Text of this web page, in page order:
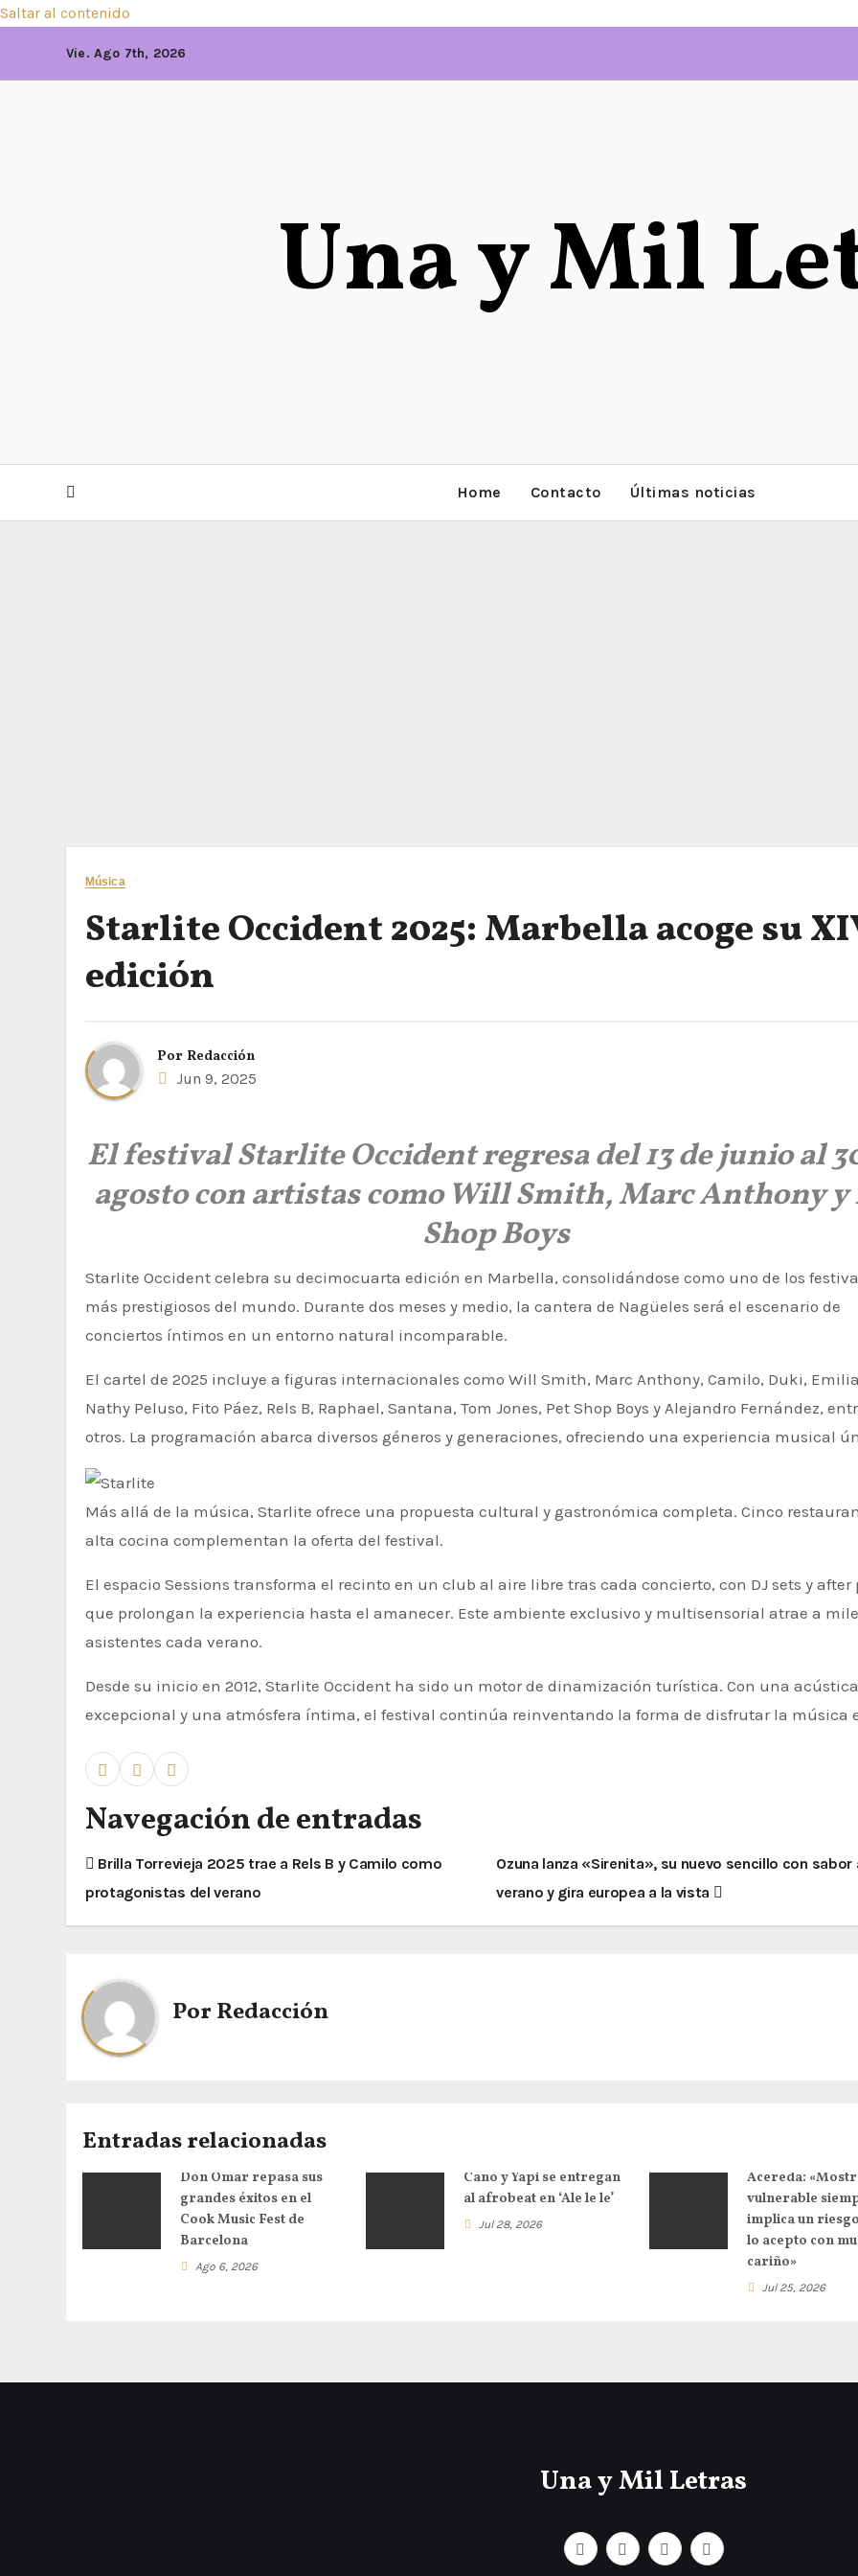
Saltar al contenido
Vie. Ago 7th, 2026
Una y Mil
Home Contacto Últimas noticias
Música
Starlite Occident 2025: Marbella acoge su
edición
Por Redacción
Jun 9, 2025
El festival Starlite Occident regresa del 13 de junio al
agosto con artistas como Will Smith, Marc Anthony y
Shop Boys
Starlite Occident celebra su decimocuarta edición en Marbella, consolidándose como uno de los festivales
más prestigiosos del mundo. Durante dos meses y medio, la cantera de Nagüeles será el escenario de
conciertos íntimos en un entorno natural incomparable.
El cartel de 2025 incluye a figuras internacionales como Will Smith, Marc Anthony, Camilo, Duki,
Nathy Peluso, Fito Páez, Rels B, Raphael, Santana, Tom Jones, Pet Shop Boys y Alejandro Fernández,
otros. La programación abarca diversos géneros y generaciones, ofreciendo una experiencia musical
Más allá de la música, Starlite ofrece una propuesta cultural y gastronómica completa. Cinco
alta cocina complementan la oferta del festival.
El espacio Sessions transforma el recinto en un club al aire libre tras cada concierto, con DJ sets y after
que prolongan la experiencia hasta el amanecer. Este ambiente exclusivo y multisensorial atrae a
asistentes cada verano.
Desde su inicio en 2012, Starlite Occident ha sido un motor de dinamización turística. Con una acústica
excepcional y una atmósfera íntima, el festival continúa reinventando la forma de disfrutar la música
Navegación de entradas
Brilla Torrevieja 2025 trae a Rels B y Camilo como
protagonistas del verano
Ozuna lanza «Sirenita», su nuevo sencillo con sabor
verano y gira europea a la vista
PorRedacción
Entradas relacionadas
Don Omar repasa sus
grandes éxitos en el
Cook Music Fest de
Barcelona
Ago 6, 2026
Cano y Yapi se entregan
al afrobeat en ‘Ale le le’
Jul 28, 2026
Acereda:
vulnerable
implica un
lo acepto con
cariño»
Jul 25, 2026
Una y Mil Letras